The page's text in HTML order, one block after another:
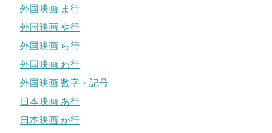
外国映画 ま行
外国映画 や行
外国映画 ら行
外国映画 わ行
外国映画 数字・記号
日本映画 あ行
日本映画 か行